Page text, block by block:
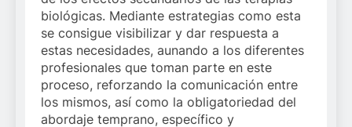
biológicas. Mediante estrategias como esta
se consigue visibilizar y dar respuesta a
estas necesidades, aunando a los diferentes
profesionales que toman parte en este
proceso, reforzando la comunicación entre
los mismos, así como la obligatoriedad del
abordaje temprano, específico y